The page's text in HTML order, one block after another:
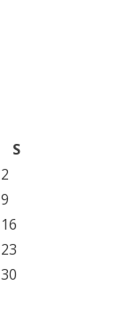
S
2
9
16
23
30